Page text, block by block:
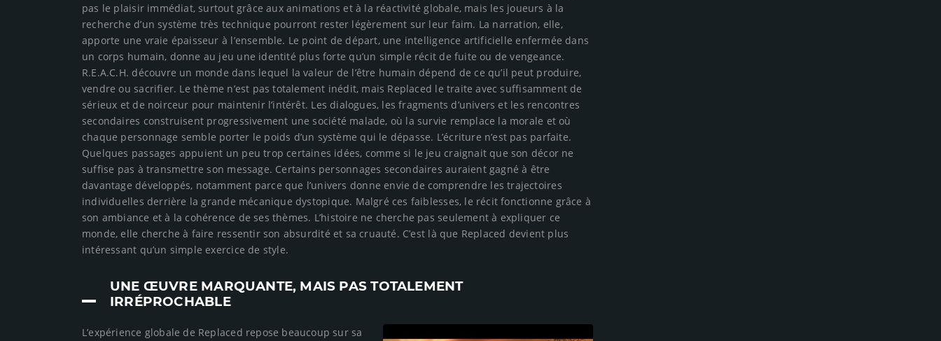
pas le plaisir immédiat, surtout grâce aux animations et à la réactivité globale, mais les joueurs à la
recherche d’un système très technique pourront rester légèrement sur leur faim. La narration, elle,
apporte une vraie épaisseur à l’ensemble. Le point de départ, une intelligence artificielle enfermée dans
un corps humain, donne au jeu une identité plus forte qu’un simple récit de fuite ou de vengeance.
R.E.A.C.H. découvre un monde dans lequel la valeur de l’être humain dépend de ce qu’il peut produire,
vendre ou sacrifier. Le thème n’est pas totalement inédit, mais Replaced le traite avec suffisamment de
sérieux et de noirceur pour maintenir l’intérêt. Les dialogues, les fragments d’univers et les rencontres
secondaires construisent progressivement une société malade, où la survie remplace la morale et où
chaque personnage semble porter le poids d’un système qui le dépasse. L’écriture n’est pas parfaite.
Quelques passages appuient un peu trop certaines idées, comme si le jeu craignait que son décor ne
suffise pas à transmettre son message. Certains personnages secondaires auraient gagné à être
davantage développés, notamment parce que l’univers donne envie de comprendre les trajectoires
individuelles derrière la grande mécanique dystopique. Malgré ces faiblesses, le récit fonctionne grâce à
son ambiance et à la cohérence de ses thèmes. L’histoire ne cherche pas seulement à expliquer ce
monde, elle cherche à faire ressentir son absurdité et sa cruauté. C’est là que Replaced devient plus
intéressant qu’un simple exercice de style.
UNE ŒUVRE MARQUANTE, MAIS PAS TOTALEMENT
IRRÉPROCHABLE
L’expérience globale de Replaced repose beaucoup sur sa